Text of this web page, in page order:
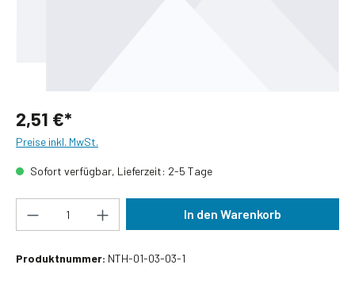
2,51 €*
Preise inkl. MwSt.
Sofort verfügbar, Lieferzeit: 2-5 Tage
Produkt Anzahl: Gib den gewünschten Wert
In den Warenkorb
Produktnummer: NTH-01-03-03-1